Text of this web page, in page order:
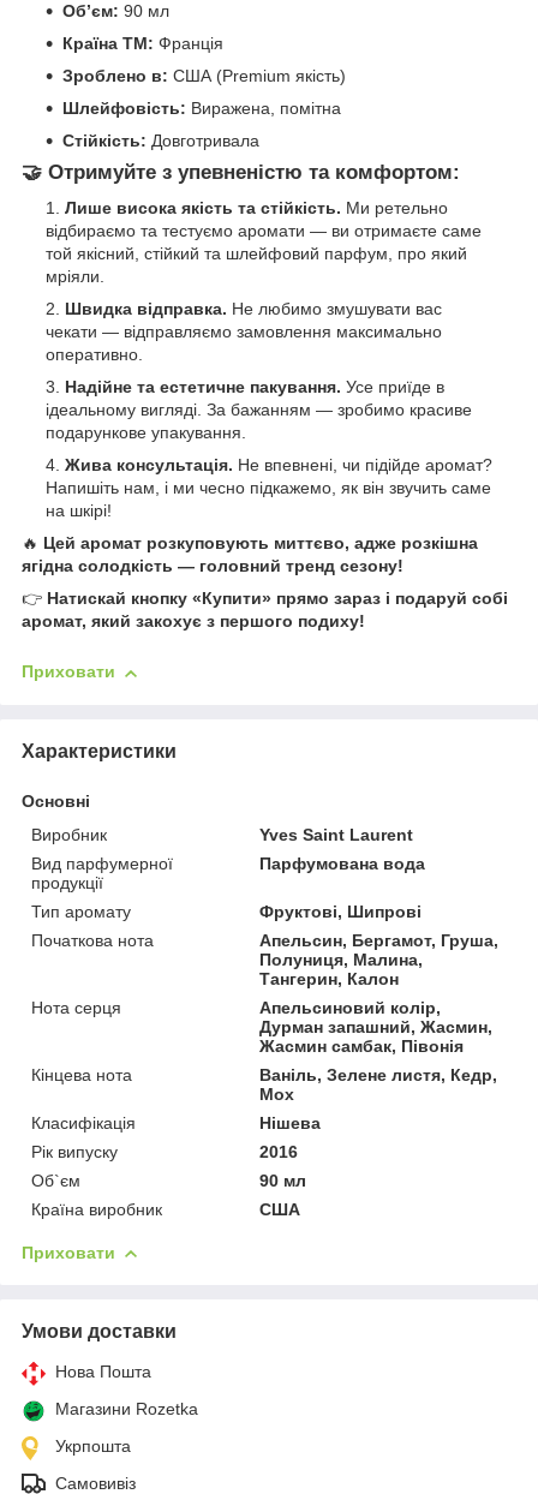
Об’єм: 90 мл
Країна ТМ: Франція
Зроблено в: США (Premium якість)
Шлейфовість: Виражена, помітна
Стійкість: Довготривала
🤝 Отримуйте з упевненістю та комфортом:
Лише висока якість та стійкість. Ми ретельно
відбираємо та тестуємо аромати — ви отримаєте саме
той якісний, стійкий та шлейфовий парфум, про який
мріяли.
Швидка відправка. Не любимо змушувати вас
чекати — відправляємо замовлення максимально
оперативно.
Надійне та естетичне пакування. Усе приїде в
ідеальному вигляді. За бажанням — зробимо красиве
подарункове упакування.
Жива консультація. Не впевнені, чи підійде аромат?
Напишіть нам, і ми чесно підкажемо, як він звучить саме
на шкірі!
🔥 Цей аромат розкуповують миттєво, адже розкішна
ягідна солодкість — головний тренд сезону!
👉 Натискай кнопку «Купити» прямо зараз і подаруй собі
аромат, який закохує з першого подиху!
Приховати
Характеристики
Основні
Виробник
Yves Saint Laurent
Вид парфумерної
продукції
Парфумована вода
Тип аромату
Фруктові, Шипрові
Початкова нота
Апельсин, Бергамот, Груша,
Полуниця, Малина,
Тангерин, Калон
Нота серця
Апельсиновий колір,
Дурман запашний, Жасмин,
Жасмин самбак, Півонія
Кінцева нота
Ваніль, Зелене листя, Кедр,
Мох
Класифікація
Нішева
Рік випуску
2016
Об`єм
90 мл
Країна виробник
США
Приховати
Умови доставки
Нова Пошта
Магазини Rozetka
Укрпошта
Самовивіз